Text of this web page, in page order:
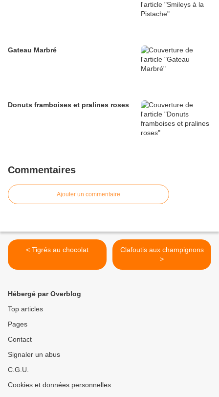
Gateau Marbré
Donuts framboises et pralines roses
Commentaires
Ajouter un commentaire
< Tigrés au chocolat
Clafoutis aux champignons
>
Hébergé par Overblog
Top articles
Pages
Contact
Signaler un abus
C.G.U.
Cookies et données personnelles